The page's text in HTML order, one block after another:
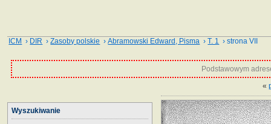
ICM › DIR ›Zasoby polskie ›Abramowski Edward, Pisma ›T. 1 › strona VII
Podstawowym
«
Wyszukiwanie